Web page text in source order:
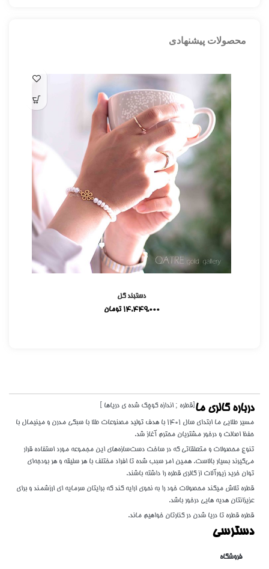
محصولات پیشنهادی
دستبند گل
14,449,000 تومان
درباره گالری ما [قطره ; اندازه کوچک شده ی دریاها ]
مسیر طلایی ما ابتدای سال 1401 با هدف تولید مصنوعات طلا با سبکی مدرن و مینیمال با
حفظ اصالت و درخور مشتریان محترم آغاز شد.
تنوع محصولات و متعلقاتی که در ساخت دست‌سازه‌های این مجموعه مورد استفاده قرار
می‌گیرند بسیار بالاست. همین امر سبب شده تا افراد مختلف با هر سلیقه و هر بودجه‌ای
توان خرید زیورآلات از گالری قطره را داشته باشند.
قطره تلاش میکند محصولات خود را به نحوی ارایه کند که برایتان سرمایه ای ارزشمند و برای
عزیزانتان هدیه هایی درخور باشد.
قطره قطره تا دریا شدن در کنارتان خواهیم ماند.
دسترسی
فروشگاه